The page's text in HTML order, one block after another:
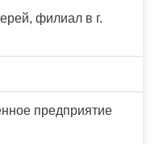
филиал в г.
предприятие